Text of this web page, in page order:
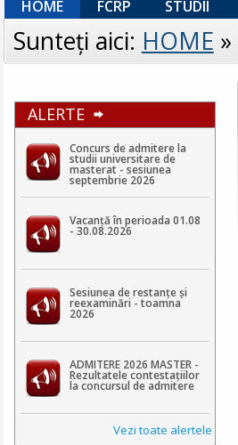
HOME FCRP STUDII
Sunteţi aici: HOME »
ALERTE
Concurs de admitere la
studii universitare de
masterat - sesiunea
septembrie 2026
Vacanță în perioada 01.08
- 30.08.2026
Sesiunea de restanțe și
reexaminări - toamna
2026
ADMITERE 2026 MASTER -
Rezultatele contestaţiilor
la concursul de admitere
Vezi toate alertele